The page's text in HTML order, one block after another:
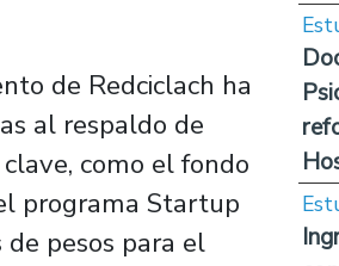
de Redciclach ha
al respaldo de
como el fondo
programa Startup
pesos para el